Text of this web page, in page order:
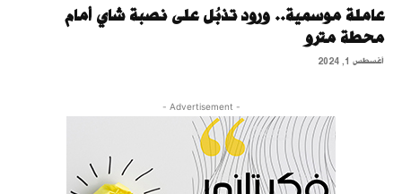
عاملة موسمية.. ورود تذبُل على نصبة شاي أمام
محطة مترو
أغسطس 1, 2024
- Advertisement -